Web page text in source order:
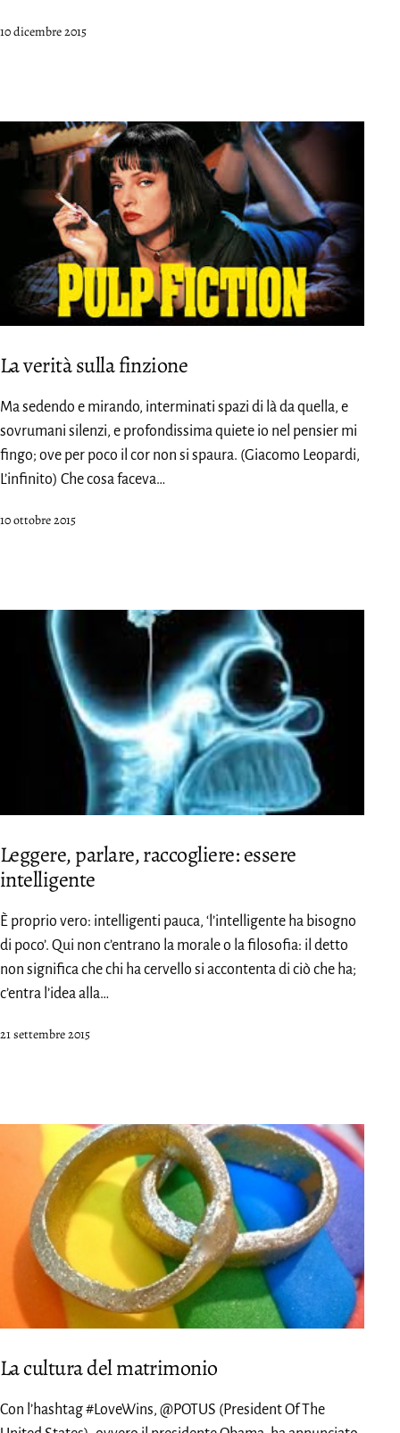
Pubblicato
10 dicembre 2015
La verità sulla finzione
Ma sedendo e mirando, interminati spazi di là da quella, e
sovrumani silenzi, e profondissima quiete io nel pensier mi
fingo; ove per poco il cor non si spaura. (Giacomo Leopardi,
L’infinito) Che cosa faceva…
Pubblicato
10 ottobre 2015
Leggere, parlare, raccogliere: essere
intelligente
È proprio vero: intelligenti pauca, ‘l’intelligente ha bisogno
di poco’. Qui non c’entrano la morale o la filosofia: il detto
non significa che chi ha cervello si accontenta di ciò che ha;
c’entra l’idea alla…
Pubblicato
21 settembre 2015
La cultura del matrimonio
Con l’hashtag #LoveWins, @POTUS (President Of The